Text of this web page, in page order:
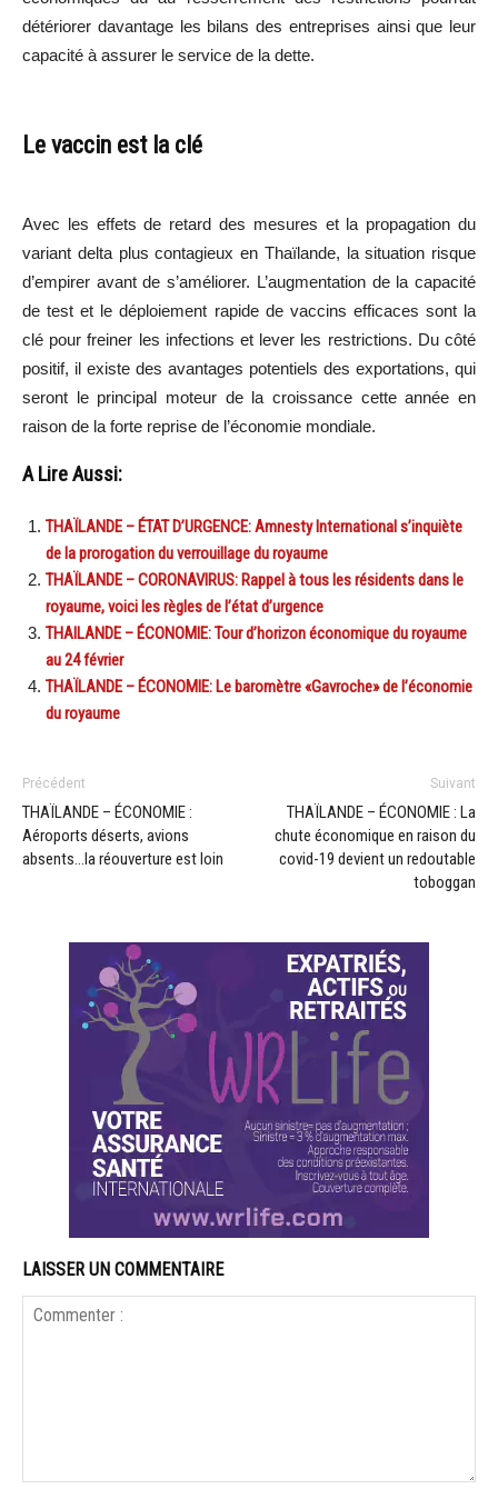
détériorer davantage les bilans des entreprises ainsi que leur
capacité à assurer le service de la dette.
Le vaccin est la clé
Avec les effets de retard des mesures et la propagation du
variant delta plus contagieux en Thaïlande, la situation risque
d’empirer avant de s’améliorer. L’augmentation de la capacité
de test et le déploiement rapide de vaccins efficaces sont la
clé pour freiner les infections et lever les restrictions. Du côté
positif, il existe des avantages potentiels des exportations, qui
seront le principal moteur de la croissance cette année en
raison de la forte reprise de l’économie mondiale.
A Lire Aussi:
THAÏLANDE – ÉTAT D’URGENCE: Amnesty International s’inquiète
de la prorogation du verrouillage du royaume
THAÏLANDE – CORONAVIRUS: Rappel à tous les résidents dans le
royaume, voici les règles de l’état d’urgence
THAILANDE – ÉCONOMIE: Tour d’horizon économique du royaume
au 24 février
THAÏLANDE – ÉCONOMIE: Le baromètre «Gavroche» de l’économie
du royaume
Précédent
THAÏLANDE – ÉCONOMIE :
Aéroports déserts, avions
absents…la réouverture est loin
Suivant
THAÏLANDE – ÉCONOMIE : La
chute économique en raison du
covid-19 devient un redoutable
toboggan
LAISSER UN COMMENTAIRE